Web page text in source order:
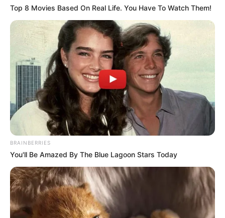
Bien entendu en faisant plusieurs tirages vous
allez avoir différentes combinaisons. Et plus
vous faites de grilles plus vous aurez de chance
de gagner, c’est mathématique! Néanmoins et
malgré cette considération de pure logique le
Top 8 Movies Based On Real Life. You Have To Watch Them!
BRAINBERRIES
You'll Be Amazed By The Blue Lagoon Stars Today